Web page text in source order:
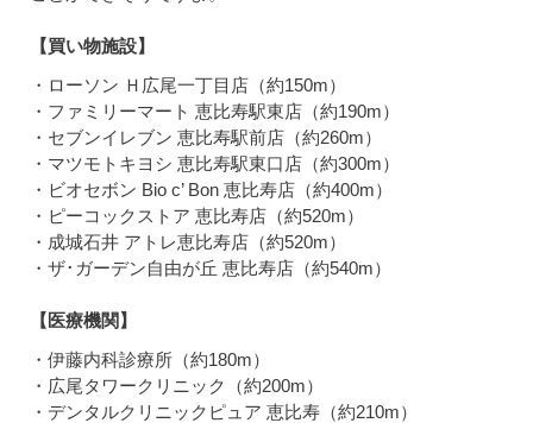
【買い物施設】
・ローソン Ｈ広尾一丁目店（約150m）
・ファミリーマート 恵比寿駅東店（約190m）
・セブンイレブン 恵比寿駅前店（約260m）
・マツモトキヨシ 恵比寿駅東口店（約300m）
・ビオセボン Bio c’ Bon 恵比寿店（約400m）
・ピーコックストア 恵比寿店（約520m）
・成城石井 アトレ恵比寿店（約520m）
・ザ･ガーデン自由が丘 恵比寿店（約540m）
【医療機関】
・伊藤内科診療所（約180m）
・広尾タワークリニック（約200m）
・デンタルクリニックピュア 恵比寿（約210m）